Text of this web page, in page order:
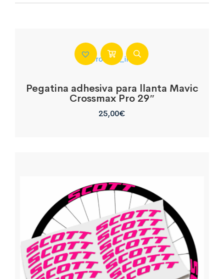
Pegatina adhesiva para llanta Mavic
Crossmax Pro 29″
25,00€